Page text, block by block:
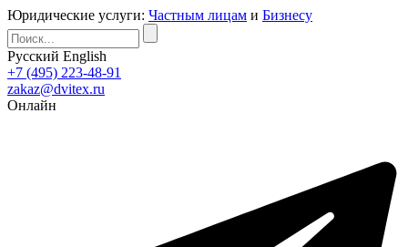
Юридические услуги: Частным лицам и Бизнесу
Русский English
+7 (495) 223-48-91
zakaz@dvitex.ru
Онлайн